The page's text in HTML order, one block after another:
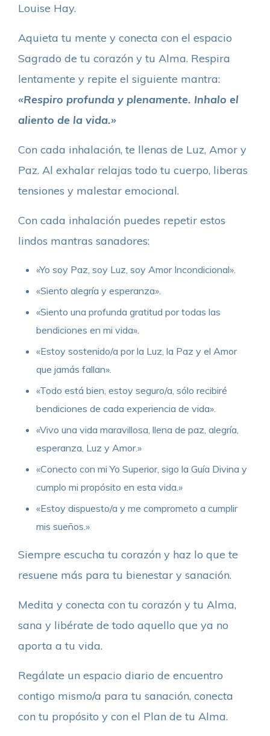
Louise Hay.
Aquieta tu mente y conecta con el espacio
Sagrado de tu corazón y tu Alma. Respira
lentamente y repite el siguiente mantra:
«Respiro profunda y plenamente. Inhalo el
aliento de la vida.»
Con cada inhalación, te llenas de Luz, Amor y
Paz. Al exhalar relajas todo tu cuerpo, liberas
tensiones y malestar emocional.
Con cada inhalación puedes repetir estos
lindos mantras sanadores:
«Yo soy Paz, soy Luz, soy Amor Incondicional».
«Siento alegría y esperanza».
«Siento una profunda gratitud por todas las
bendiciones en mi vida».
«Estoy sostenido/a por la Luz, la Paz y el Amor
que jamás fallan».
«Todo está bien, estoy seguro/a, sólo recibiré
bendiciones de cada experiencia de vida».
«Vivo una vida maravillosa, llena de paz, alegría,
esperanza, Luz y Amor.»
«Conecto con mi Yo Superior, sigo la Guía Divina y
cumplo mi propósito en esta vida.»
«Estoy dispuesto/a y me comprometo a cumplir
mis sueños.»
Siempre escucha tu corazón y haz lo que te
resuene más para tu bienestar y sanación.
Medita y conecta con tu corazón y tu Alma,
sana y libérate de todo aquello que ya no
aporta a tu vida.
Regálate un espacio diario de encuentro
contigo mismo/a para tu sanación, conecta
con tu propósito y con el Plan de tu Alma.